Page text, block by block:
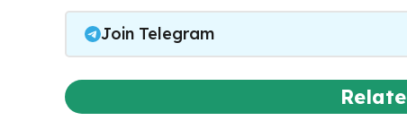
Join Telegram